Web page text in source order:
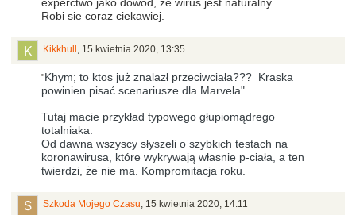
experctwo jako dowód, że wirus jest naturalny.
Robi sie coraz ciekawiej.
Kikkhull , 15 kwietnia 2020, 13:35
"Khym; to ktos już znalazł przeciwciała??? Kraska
powinien pisać scenariusze dla Marvela"
Tutaj macie przykład typowego głupiomądrego
totalniaka.
Od dawna wszyscy słyszeli o szybkich testach na
koronawirusa, które wykrywają własnie p-ciała, a ten
twierdzi, że nie ma. Kompromitacja roku.
Szkoda Mojego Czasu, 15 kwietnia 2020, 14:11